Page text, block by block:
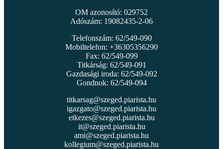
OM azonosító: 029752
Adószám: 19082435-2-06
Telefonszám: 62/549-090
Mobiltelefon: +36305356290
Fax: 62/549-099
Titkárság: 62/549-091
Gazdasági iroda: 62/549-092
Gondnok: 62/549-094
titkarsag@szeged.piarista.hu
igazgato@szeged.piarista.hu
etkezes@szeged.piarista.hu
it@szeged.piarista.hu
ami@szeged.piarista.hu
kollegium@szeged.piarista.hu